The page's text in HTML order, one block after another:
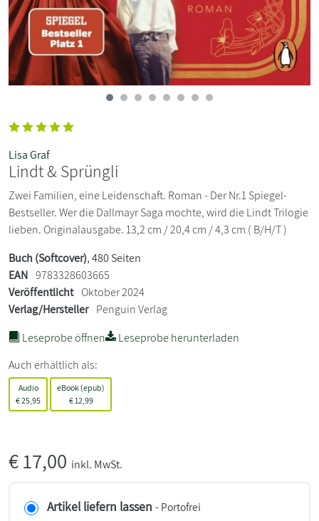
Lisa Graf
Lindt & Sprüngli
Zwei Familien, eine Leidenschaft. Roman - Der Nr.1 Spiegel-
Bestseller. Wer die Dallmayr Saga mochte, wird die Lindt Trilogie
lieben. Originalausgabe. 13,2 cm / 20,4 cm / 4,3 cm ( B/H/T )
Buch (Softcover), 480 Seiten
EAN 9783328603665
Veröffentlicht Oktober 2024
Verlag/Hersteller Penguin Verlag
Leseprobe öffnen
Leseprobe herunterladen
Auch erhältlich als:
Audio
€25,95
eBook (epub)
€12,99
€17,00 inkl. MwSt.
Artikel liefern lassen - Portofrei